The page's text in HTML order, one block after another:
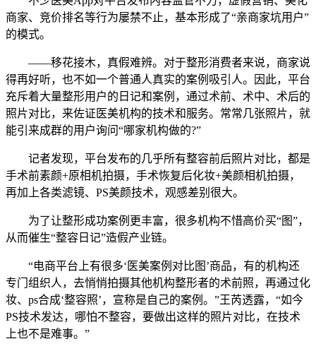
商家、竞价排名等行为屡禁不止，基本形成了“亲商家坑用户”
的模式。
——移花接木，真假难辨。对于整形消费者来说，商家说
得再好听，也不如一个普通人真实的案例吸引人。因此，平台
充斥着大量整形用户的日记和案例，通过术前、术中、术后的
照片对比，来佐证医美机构的技术和服务。常常几张照片，就
能引来成群的用户询问“哪家机构做的?”
记者发现，平台发布的几乎所有整容前后照片对比，都是
手术前素颜+原相机拍摄，手术恢复后化妆+美颜相机拍摄，
再加上各类滤镜、PS美颜技术，观感差别很大。
为了让整形成功案例更丰富，很多机构不惜高价买“图”，
从而催生“整容日记”造假产业链。
“电商平台上有很多‘医美案例对比图’商品，有的机构还
专门组织人，去悄悄拍摄其他机构整形者的术前照，再通过化
妆、ps合成‘整容照’，宣称是自己的案例。”王芮透露，“如今
PS技术发达，哪怕不整容，要做出这样的照片对比，在技术
上也不是难事。”